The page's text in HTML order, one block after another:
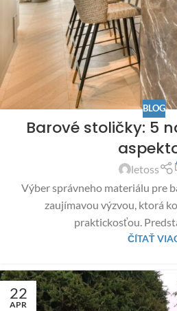
BLOG
Barové stoličky: 5
letoss
Výber správneho materiálu pre
zaujímavou výzvou, ktorá
praktickosťou.
ČÍTAŤ
22
APR